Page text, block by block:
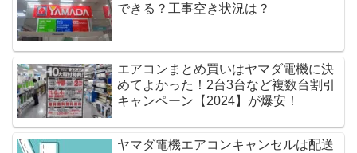
できる？工事空き状況は？
エアコンまとめ買いはヤマダ電機に決
めてよかった！2台3台など複数台割引
キャンペーン【2024】が爆安！
ヤマダ電機エアコンキャンセルは配送